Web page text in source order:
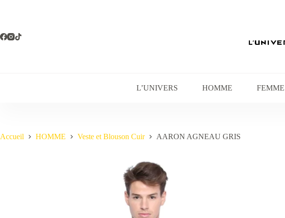
L’UNIVERS HOMME FEMME
Accueil HOMME Veste et Blouson Cuir AARON AGNEAU GRIS